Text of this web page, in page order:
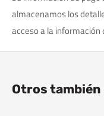
almacenamos los
acceso a la
Otros también